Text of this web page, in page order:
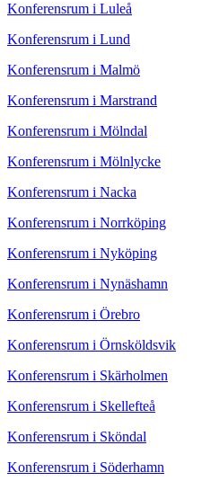
Konferensrum i Luleå
Konferensrum i Lund
Konferensrum i Malmö
Konferensrum i Marstrand
Konferensrum i Mölndal
Konferensrum i Mölnlycke
Konferensrum i Nacka
Konferensrum i Norrköping
Konferensrum i Nyköping
Konferensrum i Nynäshamn
Konferensrum i Örebro
Konferensrum i Örnsköldsvik
Konferensrum i Skärholmen
Konferensrum i Skellefteå
Konferensrum i Sköndal
Konferensrum i Söderhamn